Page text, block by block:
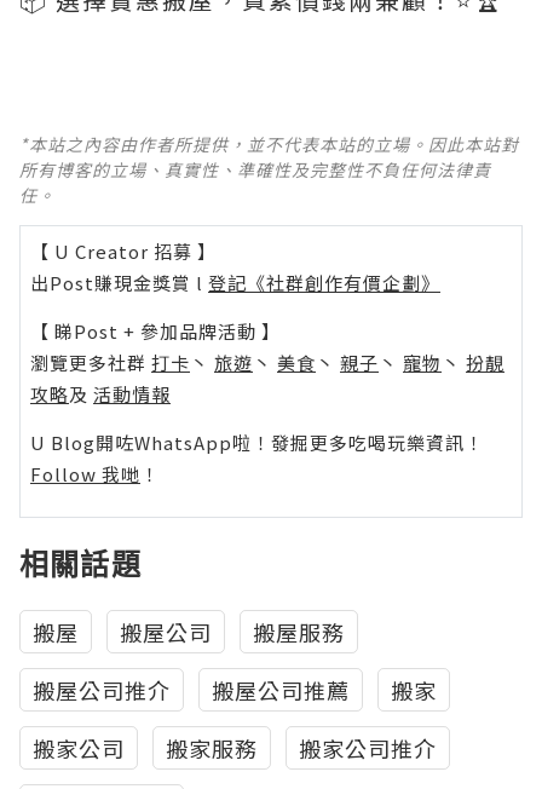
*本站之內容由作者所提供，並不代表本站的立場。因此本站對
所有博客的立場、真實性、準確性及完整性不負任何法律責
任。
【 U Creator 招募 】
出Post賺現金獎賞 l 登記《社群創作有價企劃》
【 睇Post + 參加品牌活動 】
瀏覽更多社群 打卡 丶 旅遊 丶 美食 丶 親子 丶 寵物 丶 扮靚
攻略及 活動情報
U Blog開咗WhatsApp啦！發掘更多吃喝玩樂資訊！
Follow 我哋 ！
相關話題
搬屋 搬屋公司
搬屋服務
搬屋公司推介
搬屋公司推薦
搬家
搬家公司
搬家服務
搬家公司推介